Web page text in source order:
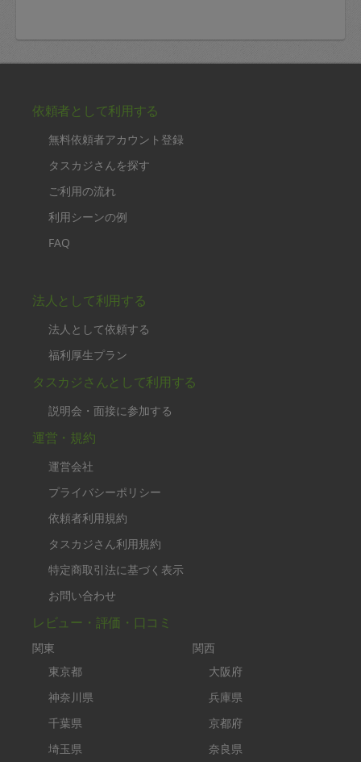
依頼者として利用する
無料依頼者アカウント登録
タスカジさんを探す
ご利用の流れ
利用シーンの例
FAQ
法人として利用する
法人として依頼する
福利厚生プラン
タスカジさんとして利用する
説明会・面接に参加する
運営・規約
運営会社
プライバシーポリシー
依頼者利用規約
タスカジさん利用規約
特定商取引法に基づく表示
お問い合わせ
レビュー・評価・口コミ
関東
東京都
神奈川県
千葉県
埼玉県
関西
大阪府
兵庫県
京都府
奈良県